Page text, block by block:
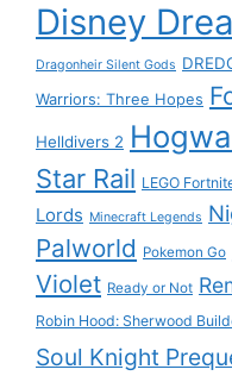
Disney
Dragonheir Silent Gods
Warriors: Three Hopes
Helldivers 2
Star Rail LEGO
Lords Minecraft Legends
Palworld Pokemon Go
Violet Ready or Not
Robin Hood: Sherwood
Soul Knight